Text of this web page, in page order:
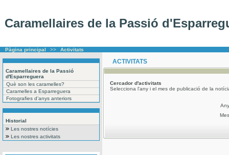
Caramellaires de la Passió
Pàgina principal >> Activitats
Caramellaires de la Passió
d'Esparreguera
Què son les caramelles?
Caramelles a Esparreguera
Fotografies d’anys anteriors
Historial
Les nostres notícies
Les nostres activitats
ACTIVITATS
Cercador d'activitats
Selecciona l'any i el mes de publicació de la
Any
Mes